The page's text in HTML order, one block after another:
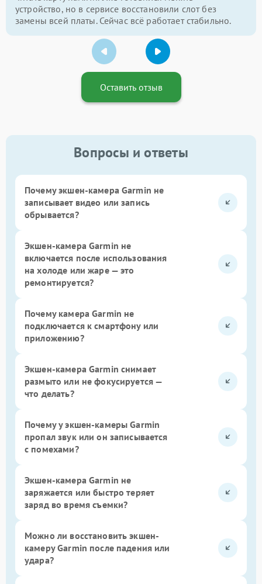
устройство, но в сервисе восстановили слот без
замены всей платы. Сейчас всё работает стабильно.
Оставить отзыв
Вопросы и ответы
Почему экшен-камера Garmin не
записывает видео или запись
обрывается?
Экшен-камера Garmin не
включается после использования
на холоде или жаре — это
ремонтируется?
Почему камера Garmin не
подключается к смартфону или
приложению?
Экшен-камера Garmin снимает
размыто или не фокусируется —
что делать?
Почему у экшен-камеры Garmin
пропал звук или он записывается
с помехами?
Экшен-камера Garmin не
заряжается или быстро теряет
заряд во время съемки?
Можно ли восстановить экшен-
камеру Garmin после падения или
удара?